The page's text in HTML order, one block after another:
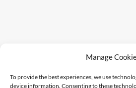
Manage
To provide the best experiences, we use
device information. Consenting to these